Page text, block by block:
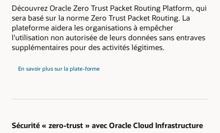
Découvrez Oracle Zero Trust Packet Routing Platform, qui
sera basé sur la norme Zero Trust Packet Routing. La
plateforme aidera les organisations à empêcher
l'utilisation non autorisée de leurs données sans entraves
supplémentaires pour des activités légitimes.
En savoir plus sur la plate-forme
Sécurité « zero-trust » avec Oracle Cloud Infrastructure